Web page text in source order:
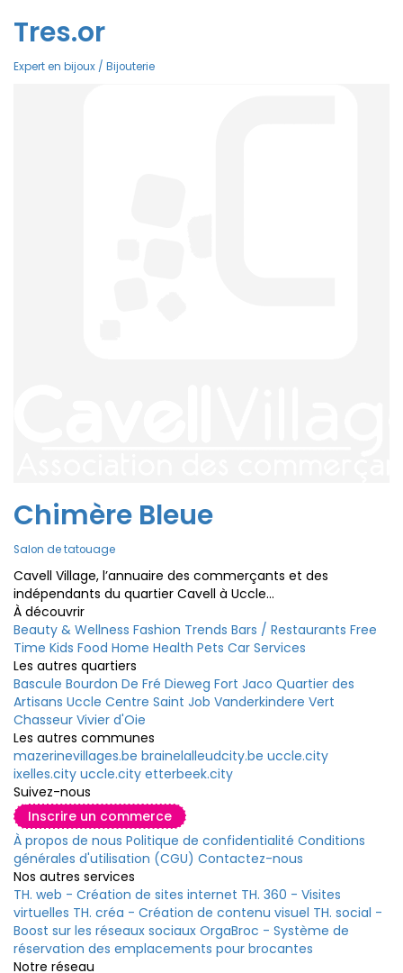
Tres.or
Expert en bijoux / Bijouterie
Chimère Bleue
Salon de tatouage
Cavell Village, l’annuaire des commerçants et des
indépendants du quartier Cavell à Uccle...
À découvrir
Beauty & Wellness Fashion Trends Bars / Restaurants Free
Time Kids Food Home Health Pets Car Services
Les autres quartiers
Bascule Bourdon De Fré Dieweg Fort Jaco Quartier des
Artisans Uccle Centre Saint Job Vanderkindere Vert
Chasseur Vivier d'Oie
Les autres communes
mazerinevillages.be brainelalleudcity.be uccle.city
ixelles.city uccle.city etterbeek.city
Suivez-nous
Inscrire un commerce
À propos de nous Politique de confidentialité Conditions
générales d'utilisation (CGU) Contactez-nous
Nos autres services
TH. web - Création de sites internet TH. 360 - Visites
virtuelles TH. créa - Création de contenu visuel TH. social -
Boost sur les réseaux sociaux OrgaBroc - Système de
réservation des emplacements pour brocantes
Notre réseau